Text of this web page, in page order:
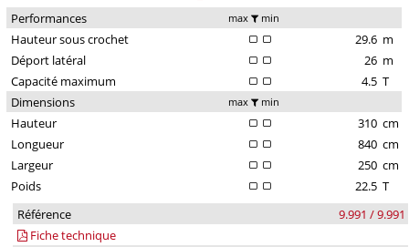
Performances max min
Hauteur sous crochet 29.6 m
Déport latéral
26 m
Capacité maximum
4.5 T
Dimensions
max min
Hauteur 310 cm
Longueur
840 cm
Largeur
250 cm
Poids
22.5 T
Référence
9.991 / 9.991
Fiche technique